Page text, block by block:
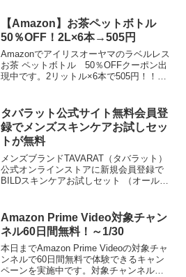
ル購入でそれぞれポイントがもらえま
す。早速買ってきまし...
【Amazon】お茶ペットボトル
50％OFF！2L×6本→505円
Amazonでアイリスオーヤマのラベルレス
お茶 ペットボトル 50％OFFクーポン出
現中です。2リットル×6本で505円！！ア
ーヤマ 烏龍茶 2L×6本...
タバラット公式サイト無料会員登
録でメンズスキンケアお試しセッ
トが無料
メンズブランドTAVARAT（タバラット）
公式オンラインストアに新規会員登録で
BILDスキンケアお試しセット （オールイ
教えてもらいました。いつもありがとう
ございます...
Amazon Prime Video対象チャン
ネル60日間無料！～1/30
本日までAmazon Prime Videoの対象チャ
ンネルで60日間無料で体験できるキャン
ペーンを実施中です。対象チャンネル：